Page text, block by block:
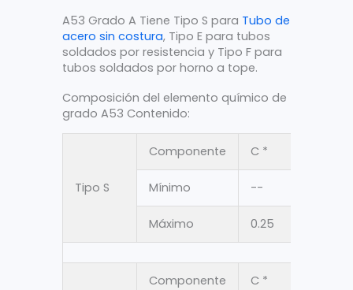
A53 Grado A Tiene Tipo S para Tubo de
acero sin costura, Tipo E para tubos
soldados por resistencia y Tipo F para
tubos soldados por horno a tope.
Composición del elemento químico de
grado A53 Contenido:
Tipo S
Componente C *
Mínimo --
Máximo 0.25
Componente C *